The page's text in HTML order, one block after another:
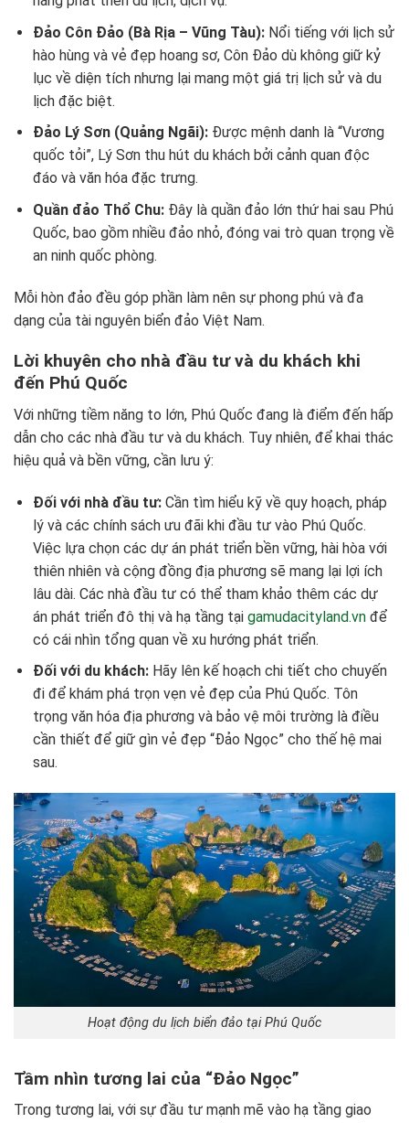
Đảo Côn Đảo (Bà Rịa – Vũng Tàu):Nổi tiếng với lịch sử
hào hùng và vẻ đẹp hoang sơ, Côn Đảo dù không giữ kỷ
lục về diện tích nhưng lại mang một giá trị lịch sử và du
lịch đặc biệt.
Đảo Lý Sơn (Quảng Ngãi):Được mệnh danh là “Vương
quốc tỏi”, Lý Sơn thu hút du khách bởi cảnh quan độc
đáo và văn hóa đặc trưng.
Quần đảo Thổ Chu:Đây là quần đảo lớn thứ hai sau Phú
Quốc, bao gồm nhiều đảo nhỏ, đóng vai trò quan trọng về
an ninh quốc phòng.
Mỗi hòn đảo đều góp phần làm nên sự phong phú và đa
dạng của tài nguyên biển đảo Việt Nam.
Lời khuyên cho nhà đầu tư và du khách khi
đến Phú Quốc
Với những tiềm năng to lớn, Phú Quốc đang là điểm đến hấp
dẫn cho các nhà đầu tư và du khách. Tuy nhiên, để khai thác
hiệu quả và bền vững, cần lưu ý:
Đối với nhà đầu tư:Cần tìm hiểu kỹ về quy hoạch, pháp
lý và các chính sách ưu đãi khi đầu tư vào Phú Quốc.
Việc lựa chọn các dự án phát triển bền vững, hài hòa với
thiên nhiên và cộng đồng địa phương sẽ mang lại lợi ích
lâu dài. Các nhà đầu tư có thể tham khảo thêm các dự
án phát triển đô thị và hạ tầng tại gamudacityland.vnđể
có cái nhìn tổng quan về xu hướng phát triển.
Đối với du khách:Hãy lên kế hoạch chi tiết cho chuyến
đi để khám phá trọn vẹn vẻ đẹp của Phú Quốc. Tôn
trọng văn hóa địa phương và bảo vệ môi trường là điều
cần thiết để giữ gìn vẻ đẹp “Đảo Ngọc” cho thế hệ mai
sau.
Hoạt động du lịch biển đảo tại Phú Quốc
Tầm nhìn tương lai của “Đảo Ngọc”
Trong tương lai, với sự đầu tư mạnh mẽ vào hạ tầng giao